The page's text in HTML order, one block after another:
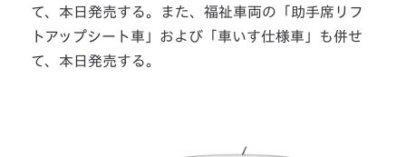
て、本日発売する。また、福祉車両の「助手席リフ
トアップシート車」および「車いす仕様車」も併せ
て、本日発売する。